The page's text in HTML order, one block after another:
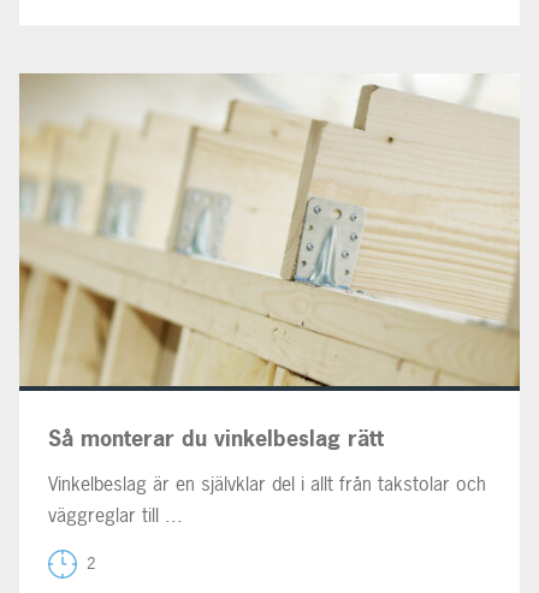
Så monterar du vinkelbeslag rätt
Vinkelbeslag är en självklar del i allt från takstolar och
väggreglar till ...
2